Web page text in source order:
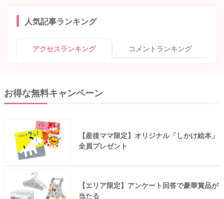
人気記事ランキング
アクセスランキング コメントランキング
お得な無料キャンペーン
【産後ママ限定】オリジナル「しかけ絵本」
全員プレゼント
【エリア限定】アンケート回答で豪華賞品が
当たる